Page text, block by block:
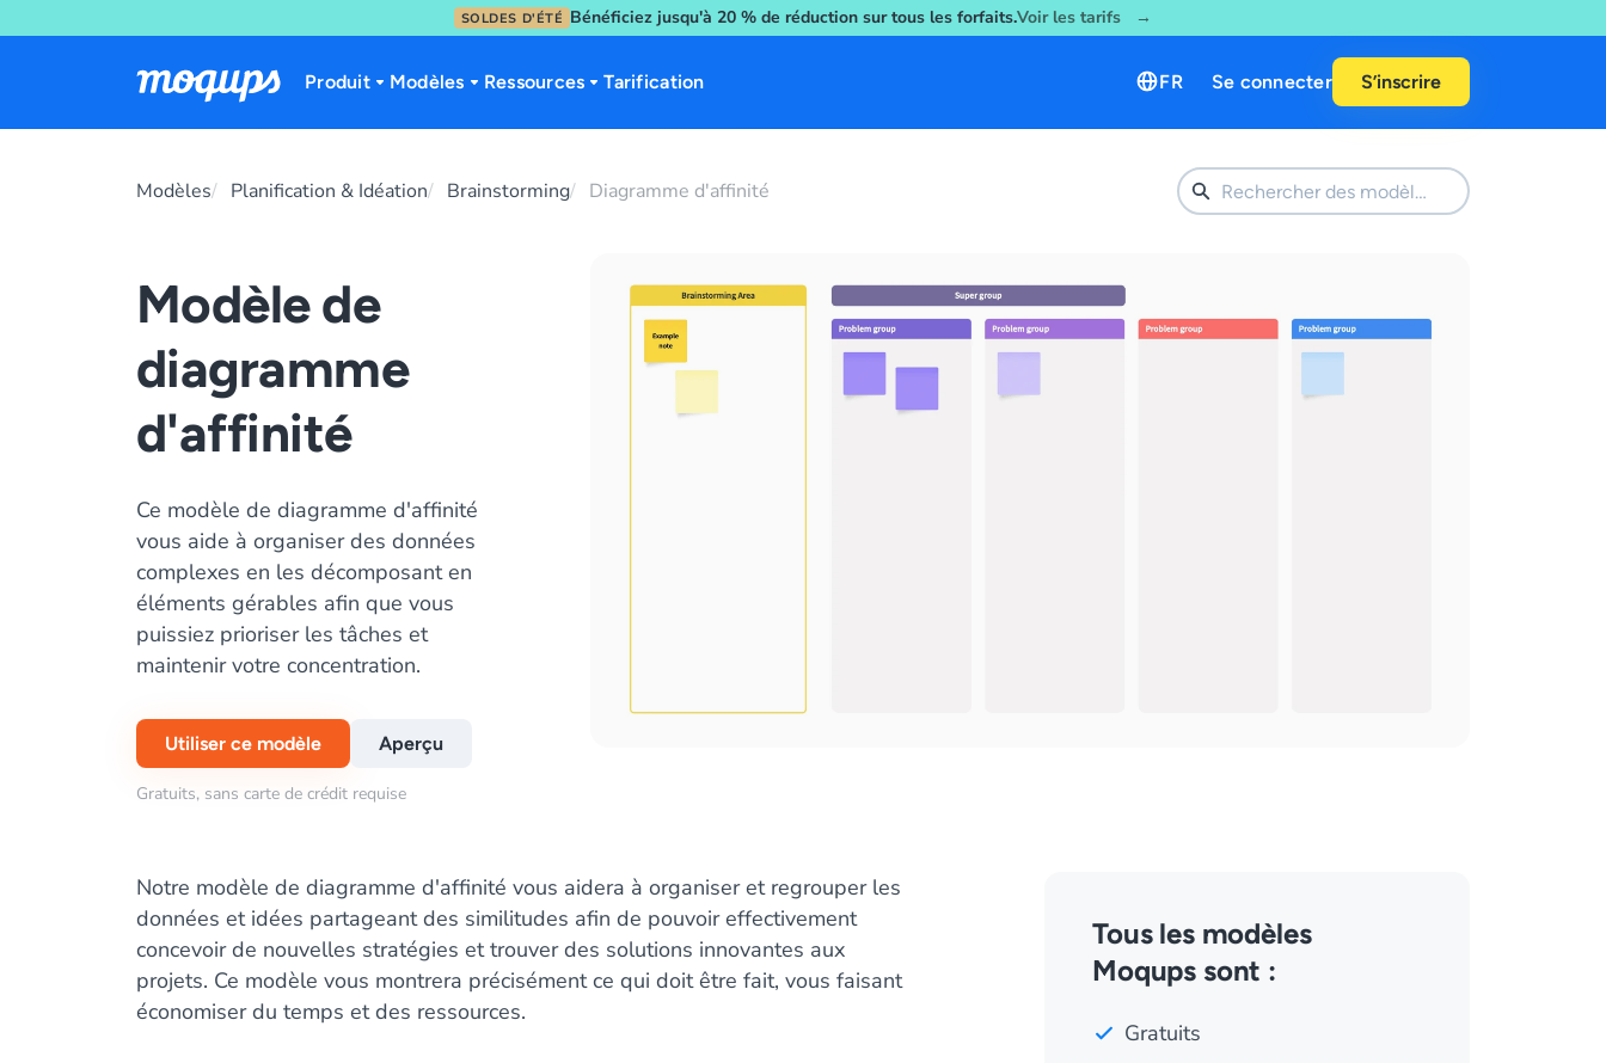
SOLDES D'ÉTÉ Bénéficiez jusqu'à 20 % de réduction sur tous les forfaits.Voir les tarifs →
Produit Modèles Ressources Tarification FR Se connecter S’inscrire
Modèles Planification & Idéation Brainstorming Diagramme d'affinité
Modèle de
diagramme
d'affinité
Ce modèle de diagramme d'affinité
vous aide à organiser des données
complexes en les décomposant en
éléments gérables afin que vous
puissiez prioriser les tâches et
maintenir votre concentration.
Utiliser ce modèle Aperçu
Gratuits, sans carte de crédit requise
Notre modèle de diagramme d'affinité vous aidera à organiser et regrouper les
données et idées partageant des similitudes afin de pouvoir effectivement
concevoir de nouvelles stratégies et trouver des solutions innovantes aux
projets. Ce modèle vous montrera précisément ce qui doit être fait, vous faisant
économiser du temps et des ressources.
Tous les modèles
Moqups sont :
Gratuits